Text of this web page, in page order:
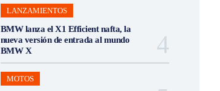
LANZAMIENTOS
BMW lanza el X1 Efficient nafta, la
nueva versión de entrada al mundo
BMW X
MOTOS